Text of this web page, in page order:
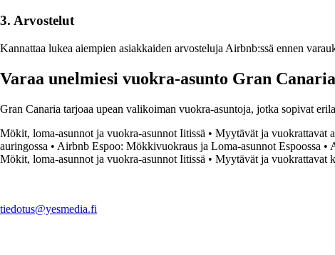
3. Arvostelut
Kannattaa lukea aiempien asiakkaiden arvosteluja Airbnb:ssä ennen
Varaa unelmiesi vuokra-asunto Gran
Gran Canaria tarjoaa upean valikoiman vuokra-asuntoja, jotka sopivat
Mökit, loma-asunnot ja vuokra-asunnot Iitissä • Myytävät ja vuokrattavat
auringossa • Airbnb Espoo: Mökkivuokraus ja Loma-asunnot Espoossa •
Mökit, loma-asunnot ja vuokra-asunnot Iitissä • Myytävät ja vuokrattavat
tiedotus@yesmedia.fi